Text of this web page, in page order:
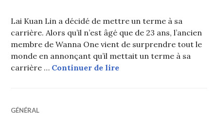
Lai Kuan Lin a décidé de mettre un terme à sa
carrière. Alors qu’il n’est âgé que de 23 ans, l’ancien
membre de Wanna One vient de surprendre tout le
monde en annonçant qu’il mettait un terme à sa
carrière … Continuer de lireLai Kuan Lin (ex-Wanna
GÉNÉRAL